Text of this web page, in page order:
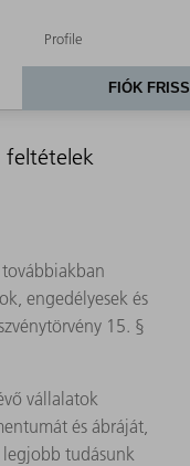
feltételek
továbbiakban
engedélyesek és
15. §
vállalatok
és ábráját,
legjobb tudásunk